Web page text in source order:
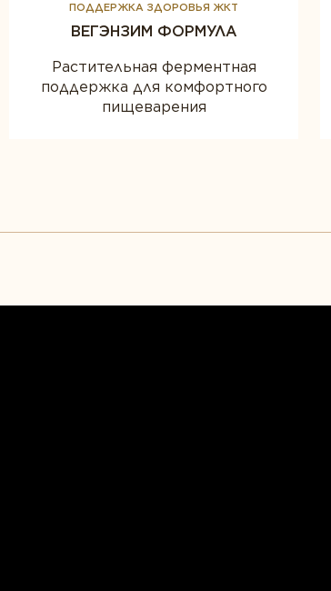
ПОДДЕРЖКА ЗДОРОВЬЯ ЖКТ
ВЕГЭНЗИМ ФОРМУЛА
Растительная ферментная
поддержка для комфортного
пищеварения